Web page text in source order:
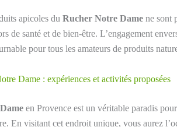
apicoles du Rucher Notre Dame ne sont
de santé et de bien-être. L’engagement
pour tous les amateurs de produits
Dame : expériences et activités proposées
en Provence est un véritable paradis
En visitant cet endroit unique, vous aurez